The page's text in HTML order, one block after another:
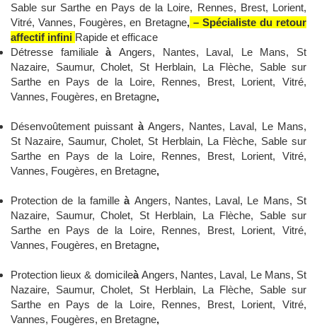
Sable sur Sarthe en Pays de la Loire, Rennes, Brest, Lorient,
Vitré, Vannes, Fougères, en Bretagne,– Spécialiste du retour
affectif infini Rapide et efficace
Détresse familialeà Angers, Nantes, Laval, Le Mans, St
Nazaire, Saumur, Cholet, St Herblain, La Flèche, Sable sur
Sarthe en Pays de la Loire, Rennes, Brest, Lorient, Vitré,
Vannes, Fougères, en Bretagne,
Désenvoûtement puissant àAngers, Nantes, Laval, Le Mans,
St Nazaire, Saumur, Cholet, St Herblain, La Flèche, Sable sur
Sarthe en Pays de la Loire, Rennes, Brest, Lorient, Vitré,
Vannes, Fougères, en Bretagne,
Protection de la familleà Angers, Nantes, Laval, Le Mans, St
Nazaire, Saumur, Cholet, St Herblain, La Flèche, Sable sur
Sarthe en Pays de la Loire, Rennes, Brest, Lorient, Vitré,
Vannes, Fougères, en Bretagne,
Protection lieux & domicileàAngers, Nantes, Laval, Le Mans, St
Nazaire, Saumur, Cholet, St Herblain, La Flèche, Sable sur
Sarthe en Pays de la Loire, Rennes, Brest, Lorient, Vitré,
Vannes, Fougères, en Bretagne,